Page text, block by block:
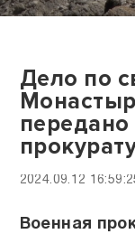
Дело по
2024.09.12
Военная